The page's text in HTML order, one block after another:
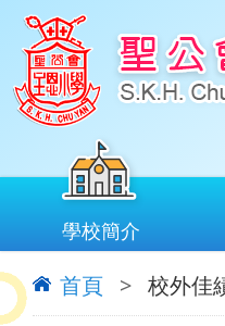
學校簡介
首頁 > 校外佳